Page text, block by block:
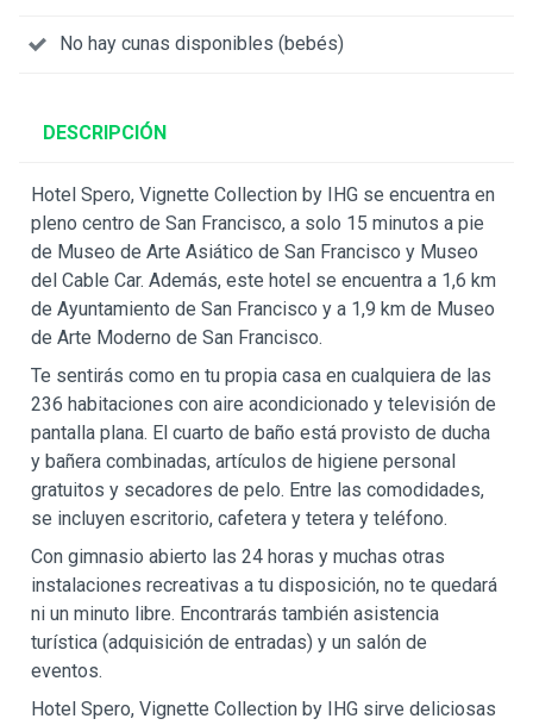
No hay cunas disponibles (bebés)
DESCRIPCIÓN
Hotel Spero, Vignette Collection by IHG se encuentra en
pleno centro de San Francisco, a solo 15 minutos a pie
de Museo de Arte Asiático de San Francisco y Museo
del Cable Car. Además, este hotel se encuentra a 1,6 km
de Ayuntamiento de San Francisco y a 1,9 km de Museo
de Arte Moderno de San Francisco.
Te sentirás como en tu propia casa en cualquiera de las
236 habitaciones con aire acondicionado y televisión de
pantalla plana. El cuarto de baño está provisto de ducha
y bañera combinadas, artículos de higiene personal
gratuitos y secadores de pelo. Entre las comodidades,
se incluyen escritorio, cafetera y tetera y teléfono.
Con gimnasio abierto las 24 horas y muchas otras
instalaciones recreativas a tu disposición, no te quedará
ni un minuto libre. Encontrarás también asistencia
turística (adquisición de entradas) y un salón de
eventos.
Hotel Spero, Vignette Collection by IHG sirve deliciosas